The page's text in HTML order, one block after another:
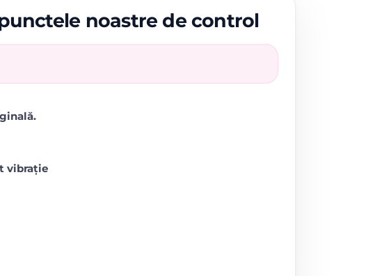
noastre de control
vibrație